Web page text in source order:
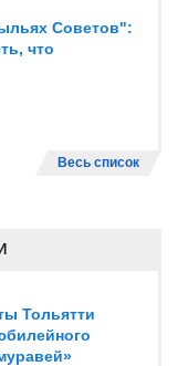
Советов":
что
Весь список
Тольятти